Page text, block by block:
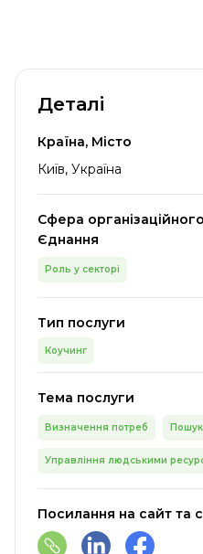
Деталі
Країна, Місто
Київ, Україна
Сфера
Єднання
Роль у секторі
Тип послуги
Коучинг
Тема послуги
Визначення потреб Пошук
Управління людськими
Посилання на сайт та